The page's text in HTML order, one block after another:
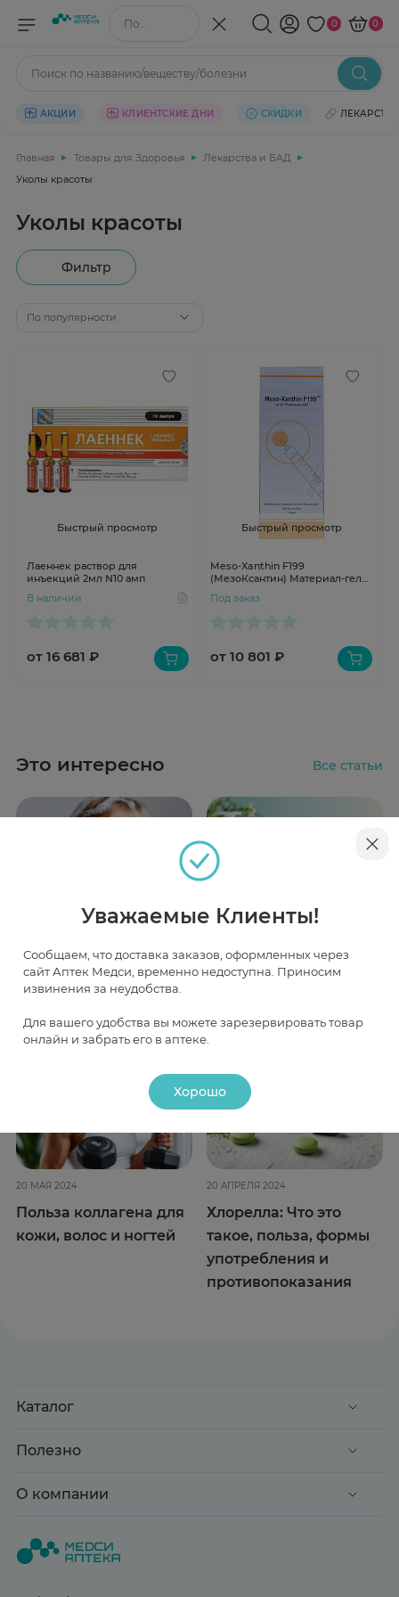
Поиск по названию/веществу 0 0
Поиск по названию/веществу/болезни
АКЦИИ КЛИЕНТСКИЕ ДНИ СКИДКИ ЛЕКАРСТВА
Главная Товары для Здоровья
Лекарства и БАД
Уколы красоты
Уколы красоты
Фильтр
По популярности
Быстрый просмотр
Лаеннек раствор для
инъекций 2мл N10 амп
В наличии
от 16 681 ₽
Быстрый просмотр
Meso-Xanthin F199
(МезоКсантин) Материал-гель
введения 1,5 мл
Под заказ
от 10 801 ₽
Это интересно Все статьи
Микробиом — часть
защитного барьера
Разновидности
20 МАЯ 2024
Польза коллагена для
кожи, волос и ногтей
20 АПРЕЛЯ 2024
Хлорелла: Что это
такое, польза, формы
употребления и
противопоказания
Каталог
Акции
Здоровье
Медицинские товары
Полезно
Доставка и оплата
Статьи и новости
Справочник болезней
О компании
Все аптеки
Уважаемые Клиенты!
Сообщаем, что доставка заказов, оформленных через
сайт Аптек Медси, временно недоступна. Приносим
извинения за неудобства.
Для вашего удобства вы можете зарезервировать товар
онлайн и забрать его в аптеке.
Хорошо